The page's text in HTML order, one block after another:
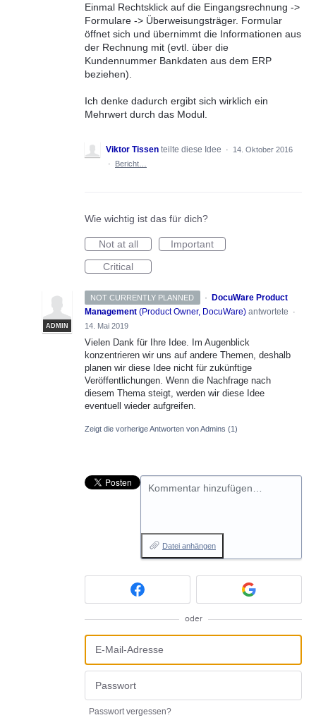
Einmal Rechtsklick auf die Eingangsrechnung ->
Formulare -> Überweisungsträger. Formular
öffnet sich und übernimmt die Informationen aus
der Rechnung mit (evtl. über die
Kundennummer Bankdaten aus dem ERP
beziehen).
Ich denke dadurch ergibt sich wirklich ein
Mehrwert durch das Modul.
Viktor Tissen teilte diese Idee ·
14. Oktober 2016
·
Bericht…
Wie wichtig ist das für dich?
Not at all
Important
Critical
NOT CURRENTLY PLANNED ·
ADMIN
DocuWare Product
Management (Product Owner, DocuWare) antwortete
·
14. Mai 2019
Vielen Dank für Ihre Idee. Im Augenblick
konzentrieren wir uns auf andere Themen, deshalb
planen wir diese Idee nicht für zukünftige
Veröffentlichungen. Wenn die Nachfrage nach
diesem Thema steigt, werden wir diese Idee
eventuell wieder aufgreifen.
Zeigt die vorherige Antworten von Admins (1)
Kommentar hinzufügen…
Datei anhängen
oder
Passwort vergessen?